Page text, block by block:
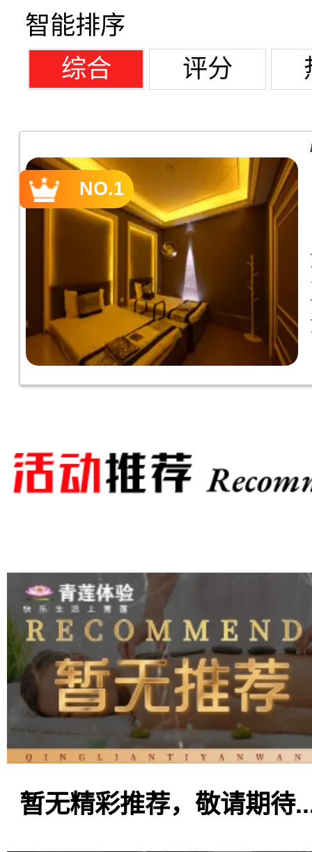
智能排序
综合
评分
NO.1
暂无精彩推荐，敬请期待